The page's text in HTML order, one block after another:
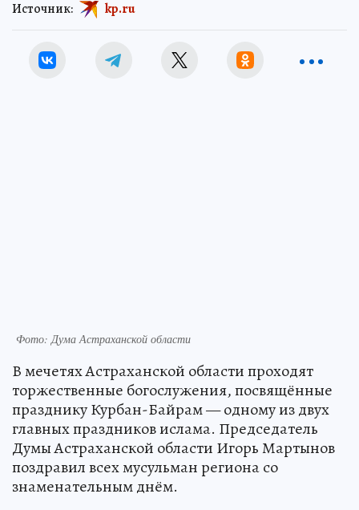
Источник: kp.ru
Фото: Дума Астраханской области
В мечетях Астраханской области проходят
торжественные богослужения, посвящённые
празднику Курбан-Байрам — одному из двух
главных праздников ислама. Председатель
Думы Астраханской области Игорь Мартынов
поздравил всех мусульман региона со
знаменательным днём.